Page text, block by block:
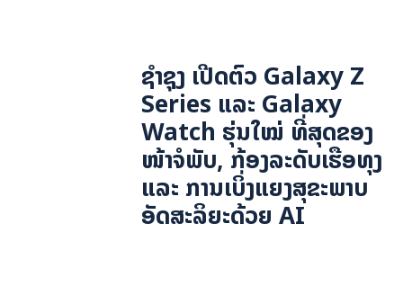
ຊຳຊຸງ ເປີດຕົວ Galaxy Z
Series ແລະ Galaxy
Watch ຮຸ່ນໃໝ່ ທີ່ສຸດຂອງ
ໜ້າຈໍພັບ, ກ້ອງລະດັບເຮືອທຸງ
ແລະ ການເບິ່ງແຍງສຸຂະພາບ
ອັດສະລິຍະດ້ວຍ AI